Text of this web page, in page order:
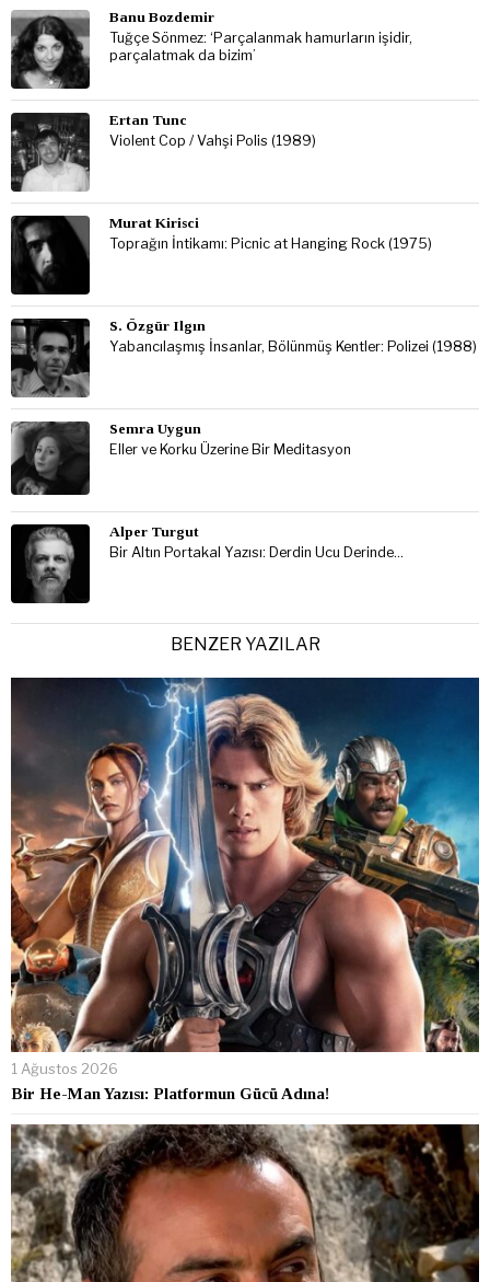
Banu Bozdemir
Tuğçe Sönmez: ‘Parçalanmak hamurların işidir,
parçalatmak da bizim’
Ertan Tunc
Violent Cop / Vahşi Polis (1989)
Murat Kirisci
Toprağın İntikamı: Picnic at Hanging Rock (1975)
S. Özgür Ilgın
Yabancılaşmış İnsanlar, Bölünmüş Kentler: Polizei (1988)
Semra Uygun
Eller ve Korku Üzerine Bir Meditasyon
Alper Turgut
Bir Altın Portakal Yazısı: Derdin Ucu Derinde…
BENZER YAZILAR
1 Ağustos 2026
Bir He-Man Yazısı: Platformun Gücü Adına!